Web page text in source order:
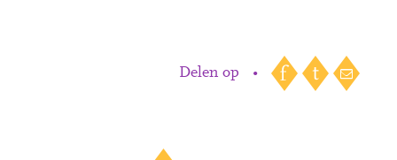
Delen op •